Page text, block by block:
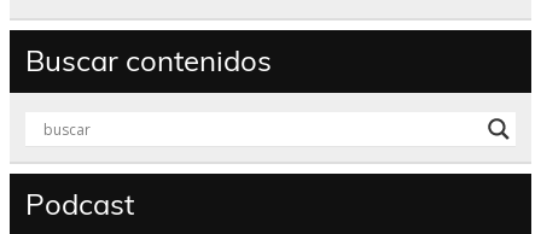
Buscar contenidos
Podcast